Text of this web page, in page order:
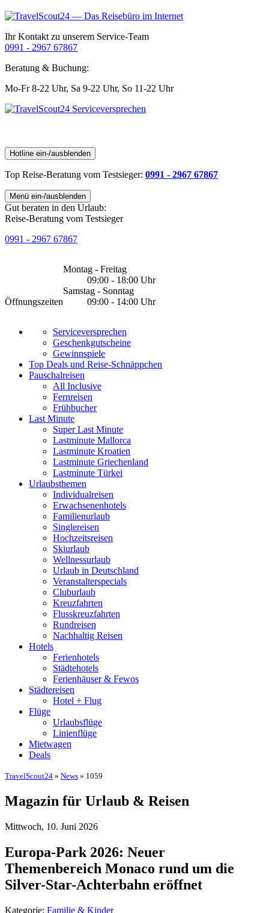
Ihr Kontakt zu unserem Service-Team
0991 - 2967 67867
Beratung & Buchung:
Mo-Fr 8-22 Uhr, Sa 9-22 Uhr, So 11-22 Uhr
Hotline ein-/ausblenden
Top Reise-Beratung vom Testsieger: 0991 - 2967 67867
Menü ein-/ausblenden
Gut beraten in den Urlaub:
Reise-Beratung vom Testsieger
0991 - 2967 67867
Öffnungszeiten
Montag - Freitag
09:00 - 18:00 Uhr
Samstag - Sonntag
09:00 - 14:00 Uhr
Serviceversprechen
Geschenkgutscheine
Gewinnspiele
Top Deals und Reise-Schnäppchen
Pauschalreisen
All Inclusive
Fernreisen
Frühbucher
Last Minute
Super Last Minute
Lastminute Mallorca
Lastminute Kroatien
Lastminute Griechenland
Lastminute Türkei
Urlaubsthemen
Individualreisen
Erwachsenenhotels
Familienurlaub
Singlereisen
Hochzeitsreisen
Skiurlaub
Wellnessurlaub
Urlaub in Deutschland
Veranstalterspecials
Cluburlaub
Kreuzfahrten
Flusskreuzfahrten
Rundreisen
Nachhaltig Reisen
Hotels
Ferienhotels
Städtehotels
Ferienhäuser & Fewos
Städtereisen
Hotel + Flug
Flüge
Urlaubsflüge
Linienflüge
Mietwagen
Deals
TravelScout24 » News » 1059
Magazin für Urlaub & Reisen
Mittwoch, 10. Juni 2026
Europa-Park 2026: Neuer
Themenbereich Monaco rund um die
Silver-Star-Achterbahn eröffnet
Kategorie: Familie & Kinder